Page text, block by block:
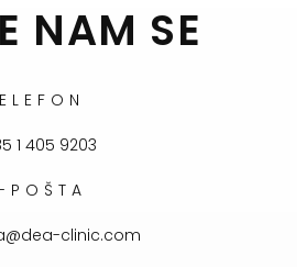
NAM SE
1 405 9203
POŠTA
clinic.com